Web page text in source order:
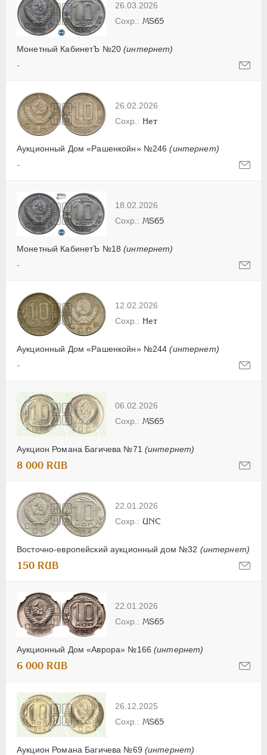
26.03.2026
Монетный КабинетЪ №20(интернет)
MS65
-
26.02.2026
Аукционный Дом «Рашенкойн» №246(интернет)
Нет
-
18.02.2026
Монетный КабинетЪ №18(интернет)
MS65
-
12.02.2026
Аукционный Дом «Рашенкойн» №244(интернет)
Нет
-
06.02.2026
Аукцион Романа Багичева №71 (интернет)
MS65
8 000 RUB
22.01.2026
Восточно-европейский аукционный дом №32 (интернет)
UNC
150 RUB
22.01.2026
Аукционный Дом «Аврора» №166(интернет)
MS65
6 000 RUB
26.12.2025
Аукцион Романа Багичева №69 (интернет)
MS65